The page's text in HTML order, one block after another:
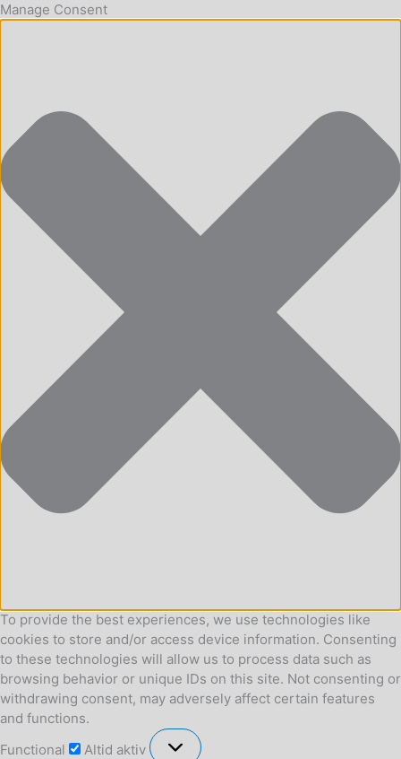
Manage Consent
To provide the best experiences, we use technologies like
cookies to store and/or access device information. Consenting
to these technologies will allow us to process data such as
browsing behavior or unique IDs on this site. Not consenting or
withdrawing consent, may adversely affect certain features
and functions.
Functional
Altid aktiv